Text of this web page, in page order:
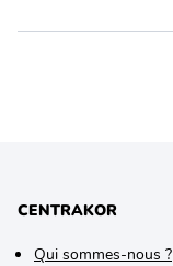
CENTRAKOR
Qui sommes-nous ?